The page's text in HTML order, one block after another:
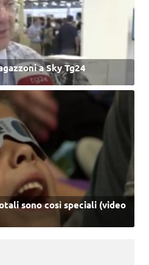
a Sky Tg24
sono così speciali (video